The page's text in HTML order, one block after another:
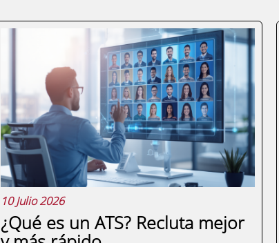
Muchos responsables de logística han
construido sus procesos sobre hojas de
Excel que, con el tiempo, se han vuelto
tan complejas que nadie se atreve a
tocarlas. Conoces esa sensación: un
archivo con decenas de pestañas,
fórmulas anidadas y datos...
10 Julio 2026
¿Qué es un ATS? Recluta mejor